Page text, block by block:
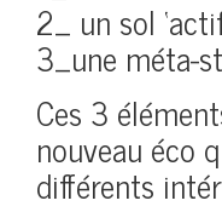
2_ un sol
3_une méta-
Ces 3
nouveau éco
différents